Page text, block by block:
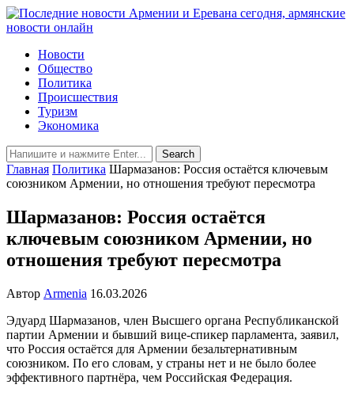
Новости
Общество
Политика
Происшествия
Туризм
Экономика
Главная Политика Шармазанов: Россия остаётся ключевым
союзником Армении, но отношения требуют пересмотра
Шармазанов: Россия остаётся
ключевым союзником Армении, но
отношения требуют пересмотра
Автор Armenia 16.03.2026
Эдуард Шармазанов, член Высшего органа Республиканской
партии Армении и бывший вице-спикер парламента, заявил,
что Россия остаётся для Армении безальтернативным
союзником. По его словам, у страны нет и не было более
эффективного партнёра, чем Российская Федерация.